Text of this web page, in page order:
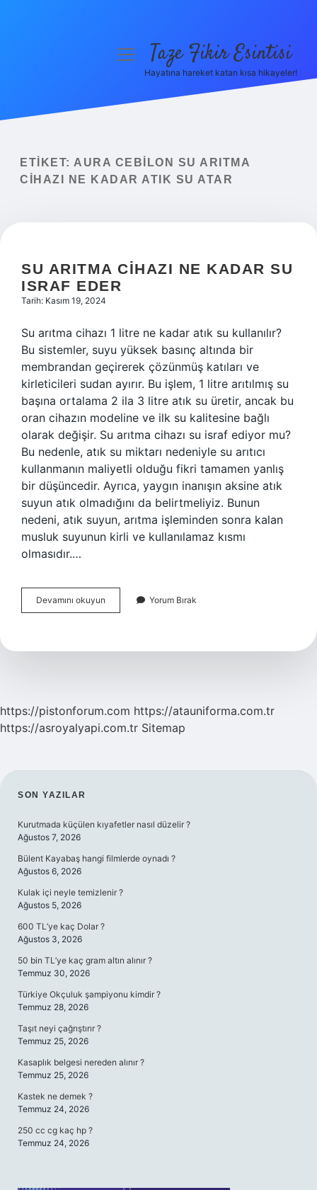
Yasal Uyarı
menüyüTaze Fikir Esintisi
Hayatına hareket katan kısa hikayeler!
ETIKET: AURA CEBILON SU ARITMA
CIHAZI NE KADAR ATIK SU ATAR
SU ARITMA CIHAZI NE KADAR SU
ISRAF EDER
Tarih: Kasım 19, 2024
Su arıtma cihazı 1 litre ne kadar atık su kullanılır?
Bu sistemler, suyu yüksek basınç altında bir
membrandan geçirerek çözünmüş katıları ve
kirleticileri sudan ayırır. Bu işlem, 1 litre arıtılmış su
başına ortalama 2 ila 3 litre atık su üretir, ancak bu
oran cihazın modeline ve ilk su kalitesine bağlı
olarak değişir. Su arıtma cihazı su israf ediyor mu?
Bu nedenle, atık su miktarı nedeniyle su arıtıcı
kullanmanın maliyetli olduğu fikri tamamen yanlış
bir düşüncedir. Ayrıca, yaygın inanışın aksine atık
suyun atık olmadığını da belirtmeliyiz. Bunun
nedeni, atık suyun, arıtma işleminden sonra kalan
musluk suyunun kirli ve kullanılamaz kısmı
olmasıdır.…
Devamını okuyun
Arıtma
Kadar
Yorum Bırak
https://pistonforum.com https://atauniforma.com.tr
https://asroyalyapi.com.tr Sitemap
SIDEBAR
SON YAZILAR
Kurutmada küçülen kıyafetler nasıl düzelir ?
Ağustos 7, 2026
Bülent Kayabaş hangi filmlerde oynadı ?
Ağustos 6, 2026
Kulak içi neyle temizlenir ?
Ağustos 5, 2026
600 TL’ye kaç Dolar ?
Ağustos 3, 2026
50 bin TL’ye kaç gram altın alınır ?
Temmuz 30, 2026
Türkiye Okçuluk şampiyonu kimdir ?
Temmuz 28, 2026
Taşıt neyi çağrıştırır ?
Temmuz 25, 2026
Kasaplık belgesi nereden alınır ?
Temmuz 25, 2026
Kastek ne demek ?
Temmuz 24, 2026
250 cc cg kaç hp ?
Temmuz 24, 2026